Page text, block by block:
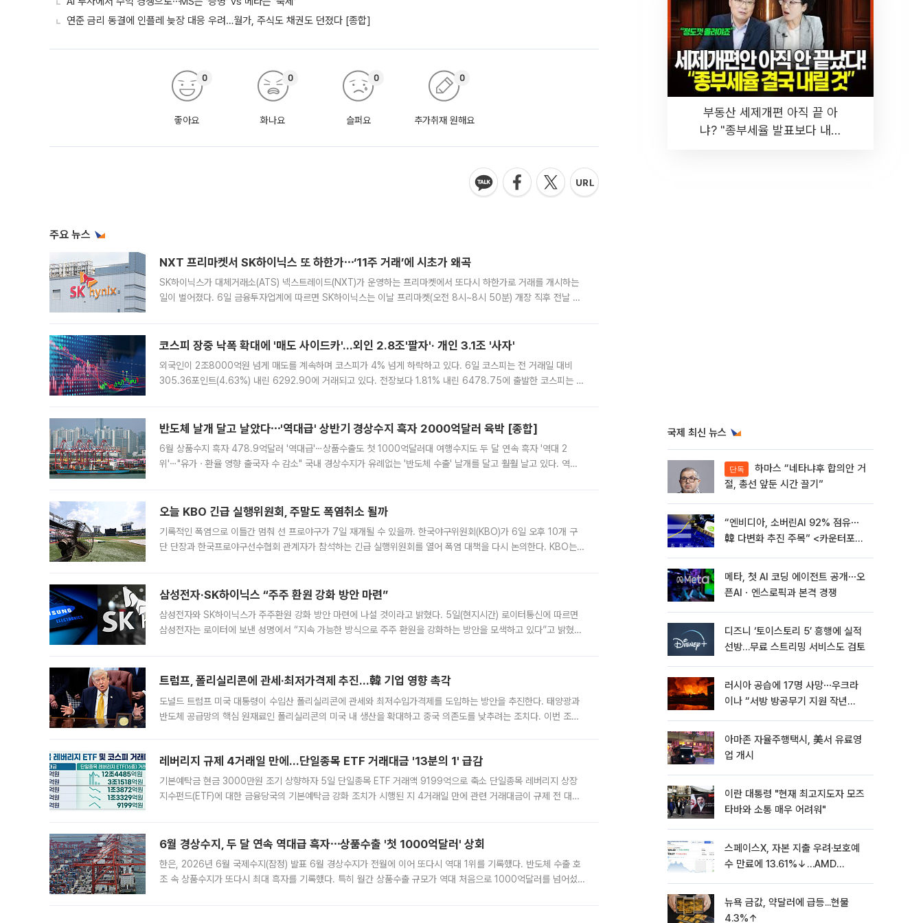
연준 금리 동결에 인플레 늦장 대응 우려…월가, 주식도 채권도 던졌다 [종합]
좋아요
0
화나요
0
슬퍼요
0
추가취재 원해요
0
주요 뉴스
NXT 프리마켓서 SK하이닉스 또 하한가⋯‘11주 거래’에 시초가 왜곡
SK하이닉스가 대체거래소(ATS) 넥스트레이드(NXT)가 운영하는 프리마켓에서 또다시 하한가로 거래를 개시하는
일이 벌어졌다. 6일 금융투자업계에 따르면 SK하이닉스는 이날 프리마켓(오전 8시~8시 50분) 개장 직후 전날 정
코스피 장중 낙폭 확대에 '매도 사이드카'…외인 2.8조'팔자'· 개인 3.1조 '사자'
외국인이 2조8000억원 넘게 매도를 계속하며 코스피가 4% 넘게 하락하고 있다. 6일 코스피는 전 거래일 대비
305.36포인트(4.63%) 내린 6292.90에 거래되고 있다. 전장보다 1.81% 내린 6478.75에 출발한 코스피는 장
반도체 날개 달고 날았다⋯'역대급' 상반기 경상수지 흑자 2000억달러 육박 [종합]
6월 상품수지 흑자 478.9억달러 '역대급'⋯상품수출도 첫 1000억달러대 여행수지도 두 달 연속 흑자 '역대 2
위'⋯"유가ㆍ환율 영향 출국자 수 감소" 국내 경상수지가 유례없는 '반도체 수출' 날개를 달고 훨훨 날고 있다. 역대
오늘 KBO 긴급 실행위원회, 주말도 폭염취소 될까
기록적인 폭염으로 이틀간 멈춰 선 프로야구가 7일 재개될 수 있을까. 한국야구위원회(KBO)가 6일 오후 10개 구
단 단장과 한국프로야구선수협회 관계자가 참석하는 긴급 실행위원회를 열어 폭염 대책을 다시 논의한다. KBO는
삼성전자·SK하이닉스 “주주 환원 강화 방안 마련”
삼성전자와 SK하이닉스가 주주환원 강화 방안 마련에 나설 것이라고 밝혔다. 5일(현지시간) 로이터통신에 따르면
삼성전자는 로이터에 보낸 성명에서 “지속 가능한 방식으로 주주 환원을 강화하는 방안을 모색하고 있다”고 밝혔다.
트럼프, 폴리실리콘에 관세·최저가격제 추진…韓 기업 영향 촉각
도널드 트럼프 미국 대통령이 수입산 폴리실리콘에 관세와 최저수입가격제를 도입하는 방안을 추진한다. 태양광과
반도체 공급망의 핵심 원재료인 폴리실리콘의 미국 내 생산을 확대하고 중국 의존도를 낮추려는 조치다. 이번 조처
레버리지 규제 4거래일 만에…단일종목 ETF 거래대금 '13분의 1' 급감
기본예탁금 현금 3000만원 조기 상향하자 5일 단일종목 ETF 거래액 9199억으로 축소 단일종목 레버리지 상장
지수펀드(ETF)에 대한 금융당국의 기본예탁금 강화 조치가 시행된 지 4거래일 만에 관련 거래대금이 규제 전 대비
6월 경상수지, 두 달 연속 역대급 흑자⋯상품수출 '첫 1000억달러' 상회
한은, 2026년 6월 국제수지(잠정) 발표 6월 경상수지가 전월에 이어 또다시 역대 1위를 기록했다. 반도체 수출 호
조 속 상품수지가 또다시 최대 흑자를 기록했다. 특히 월간 상품수출 규모가 역대 처음으로 1000억달러를 넘어섰
부동산 세제개편 아직 끝 아
냐? "종부세율 발표보다 내릴
국제 최신 뉴스
단독
절, 총선 앞둔 시간 끌기”
“엔비디아, 소버린AI 92% 점유⋯
韓 다변화 추진 주목” <카운터포인
메타, 첫 AI 코딩 에이전트 공개⋯오
픈AIㆍ엔스로픽과 본격 경쟁
디즈니 ‘토이스토리 5’ 흥행에 실적
선방…무료 스트리밍 서비스도 검토
러시아 공습에 17명 사망⋯우크라
이나 “서방 방공무기 지원 작년
아마존 자율주행택시, 美서 유료영
업 개시
이란 대통령 "현재 최고지도자 모즈
타바와 소통 매우 어려워"
스페이스X, 자본 지출 우려·보호예
수 만료에 13.61%↓…AMD
뉴욕 금값, 약달러에 급등...현물
4.3%↑